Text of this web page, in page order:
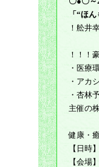
「“ほ
！舩井
！！！
・医療
・アカ
・杏林
主催の
健康・
【日時
【会場